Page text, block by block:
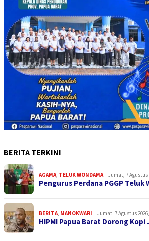
BERITA TERKINI
AGAMA, TELUK WONDAMA Jumat, 7 Agustus
Pengurus Perdana PGGP Teluk
BERITA, MANOKWARI Jumat, 7 Agustus
HIPMI Papua Barat Dorong